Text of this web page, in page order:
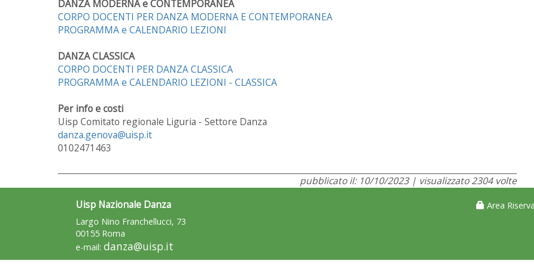
DANZA MODERNA e CONTEMPORANEA
CORPO DOCENTI PER DANZA MODERNA E CONTEMPORANEA
PROGRAMMA e CALENDARIO LEZIONI
DANZA CLASSICA
CORPO DOCENTI PER DANZA CLASSICA
PROGRAMMA e CALENDARIO LEZIONI - CLASSICA
Per info e costi
Uisp Comitato regionale Liguria - Settore Danza
danza.genova@uisp.it
0102471463
pubblicato il: 10/10/2023 | visualizzato 2304 volte
Uisp Nazionale Danza
Largo Nino Franchellucci, 73
00155 Roma
e-mail: danza@uisp.it
Area